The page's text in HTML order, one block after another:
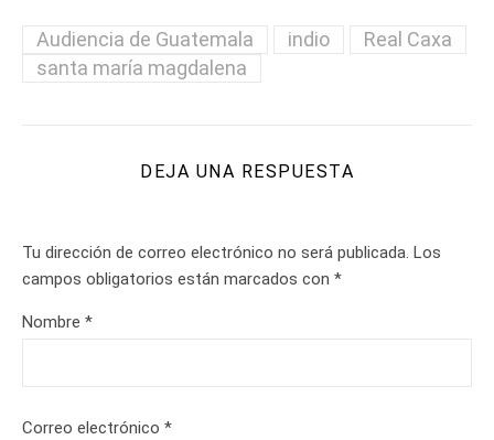
Audiencia de Guatemala indio
Real Caxa
santa maría magdalena
DEJA UNA RESPUESTA
Tu dirección de correo electrónico no será publicada. Los
campos obligatorios están marcados con *
Nombre *
Correo electrónico *